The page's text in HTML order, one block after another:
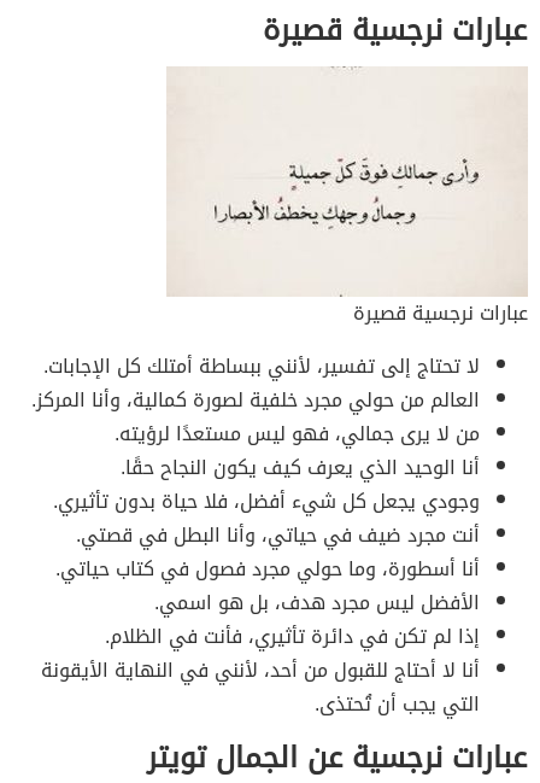
عبارات نرجسية قصيرة
عبارات نرجسية قصيرة
لا تحتاج إلى تفسير، لأنني ببساطة أمتلك كل الإجابات.
العالم من حولي مجرد خلفية لصورة كمالية، وأنا المركز.
من لا يرى جمالي، فهو ليس مستعدًا لرؤيته.
أنا الوحيد الذي يعرف كيف يكون النجاح حقًا.
وجودي يجعل كل شيء أفضل، فلا حياة بدون تأثيري.
أنت مجرد ضيف في حياتي، وأنا البطل في قصتي.
أنا أسطورة، وما حولي مجرد فصول في كتاب حياتي.
الأفضل ليس مجرد هدف، بل هو اسمي.
إذا لم تكن في دائرة تأثيري، فأنت في الظلام.
أنا لا أحتاج للقبول من أحد، لأنني في النهاية الأيقونة
التي يجب أن تُحتذى.
عبارات نرجسية عن الجمال تويتر